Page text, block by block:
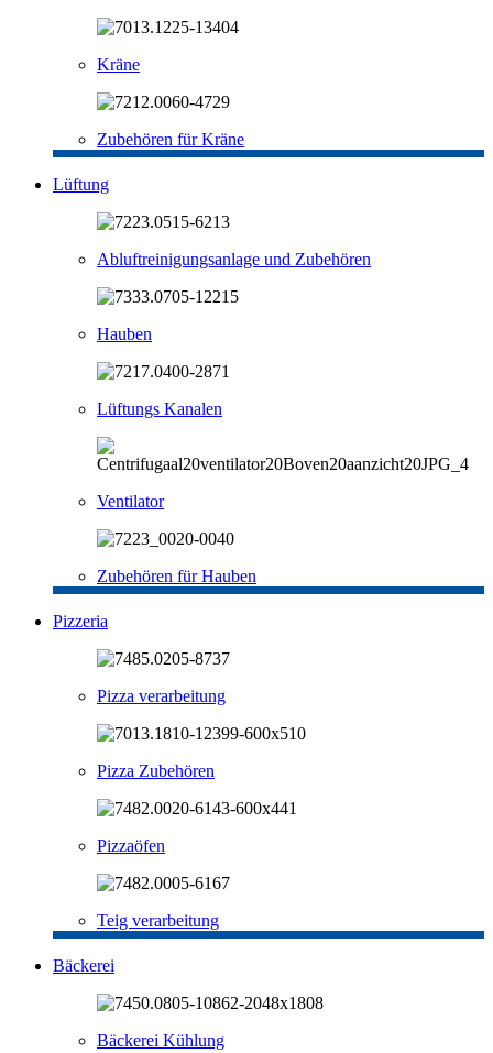
Kräne
Zubehören für Kräne
Lüftung
Abluftreinigungsanlage und Zubehören
Hauben
Lüftungs Kanalen
Ventilator
Zubehören für Hauben
Pizzeria
Pizza verarbeitung
Pizza Zubehören
Pizzaöfen
Teig verarbeitung
Bäckerei
Bäckerei Kühlung